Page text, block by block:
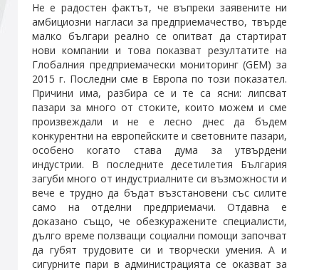
Не е радостен фактът, че въпреки заявените ни
амбициозни нагласи за предприемачество, твърде
малко българи реално се опитват да стартират
нови компании и това показват резултатите на
Глобалния предприемачески мониторинг (GEM) за
2015 г. Последни сме в Европа по този показател.
Причини има, разбира се и те са ясни: липсват
пазари за много от стоките, които можем и сме
произвеждали и не е лесно днес да бъдем
конкурентни на европейските и световните пазари,
особено когато става дума за утвърдени
индустрии. В последните десетилетия България
загуби много от индустриалните си възможности и
вече е трудно да бъдат възстановени със силите
само на отделни предприемачи. Отдавна е
доказано също, че обезкуражените специалисти,
дълго време ползващи социални помощи започват
да губят трудовите си и творчески умения. А и
сигурните пари в администрацията се оказват за